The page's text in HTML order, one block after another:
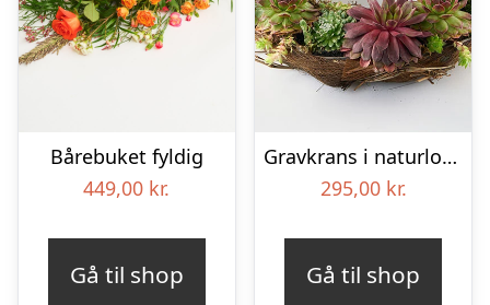
Bårebuket fyldig
449,00 kr.
Gå til shop
Gravkrans i naturlook – Blomster til begravelse
295,00 kr.
Gå til shop